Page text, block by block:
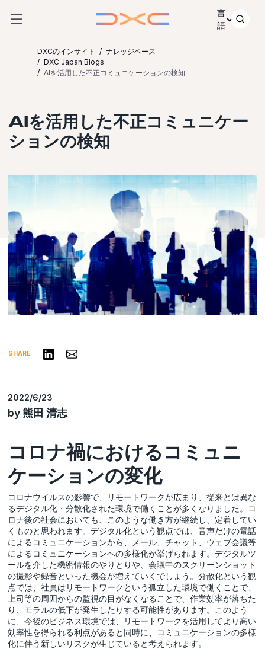
言
語
DXCのインサイト
ナレッジベース
DXC Japan Blogs
AIを活用した不正コミュニケーションの検知
AIを活用した不正コミュニケー
ションの検知
SHARE リンクトインで共有する
Share via Email
2022/6/23
by 熊田 清志
コロナ禍におけるコミュニ
ケーションの変化
コロナウイルスの影響で、リモートワークが広まり、従来とは異な
るデジタル化・分散化された環境で働くことが多くなりました。コ
ロナ後の社会においても、このような働き方が継続し、定着してい
くものと思われます。デジタル化という観点では、音声だけの電話
によるコミュニケーションから、メール、チャット、ウェブ会議等
によるコミュニケーションへの多様化が挙げられます。デジタルツ
ールを介した機密情報のやりとりや、会議中のスクリーンショット
の撮影や録音といった機会が増えていくでしょう。分散化という観
点では、社員はリモートワークという孤立した環境で働くことで、
上司等の周囲からの監視の目がなくなることで、作業効率が落ちた
り、モラルの低下が発生したりする可能性があります。このよう
に、今後のビジネス環境では、リモートワークを活用してより高い
効率性を得られる利点があると同時に、コミュニケーションの多様
化に伴う新しいリスクが生じていると考えられます。